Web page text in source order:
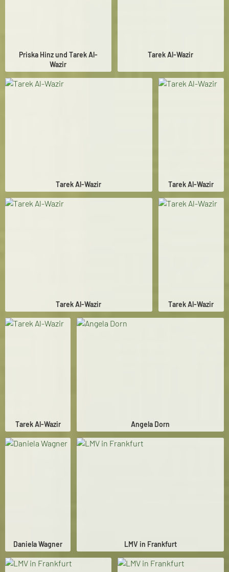
Priska Hinz und Tarek Al-
Wazir
Tarek Al-Wazir
Tarek Al-Wazir Tarek Al-Wazir
Tarek Al-Wazir Tarek Al-Wazir
Tarek Al-Wazir Angela Dorn
Daniela Wagner LMV in Frankfurt